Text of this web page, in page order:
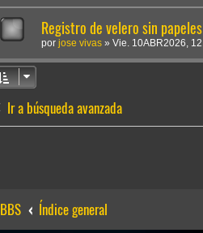
Registro de velero sin papeles
por jose vivas » Vie. 10ABR2026,
Ir a búsqueda avanzada
BBS Índice general